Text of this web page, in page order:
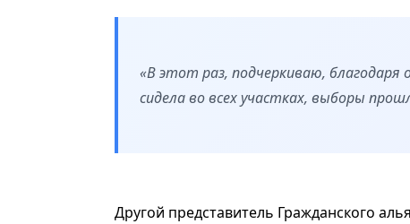
«В этот раз, подчеркиваю,
сидела во всех участках, выборы
Другой представитель Гражданского